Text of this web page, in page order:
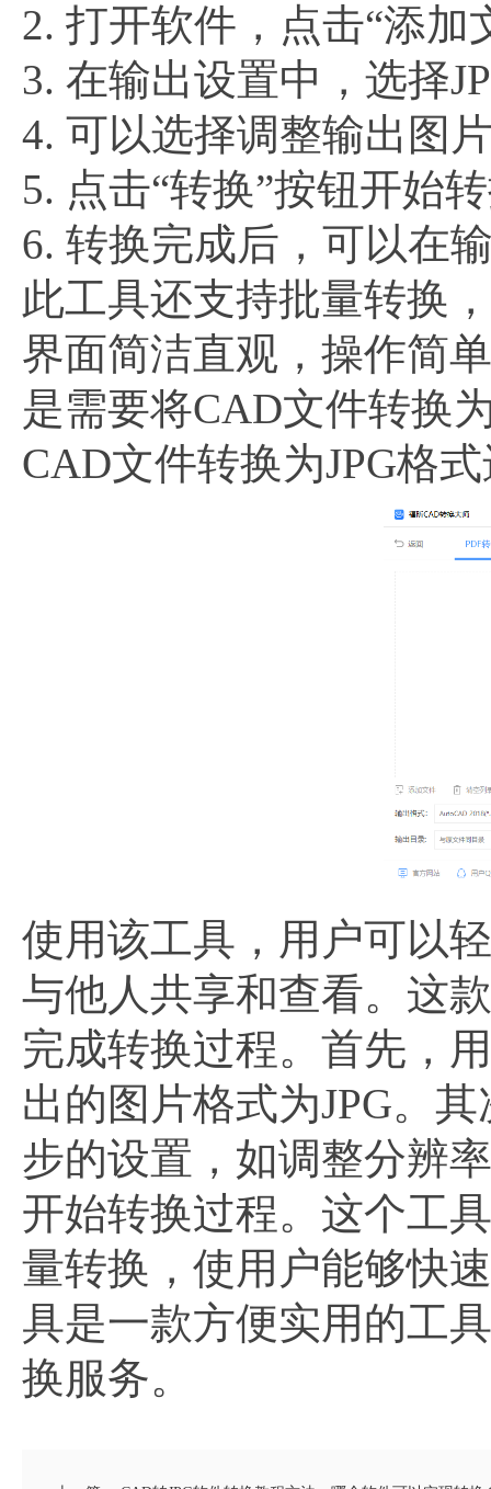
2. 打开软件，点击“添
3. 在输出设置中，选择
4. 可以选择调整输出图
5. 点击“转换”按钮开始
6. 转换完成后，可以在
此工具还支持批量转换
界面简洁直观，操作简
是需要将CAD文件转换
CAD文件转换为JPG格
使用该工具，用户可以
与他人共享和查看。这
完成转换过程。首先，
出的图片格式为JPG。
步的设置，如调整分辨
开始转换过程。这个工
量转换，使用户能够快
具是一款方便实用的工
换服务。